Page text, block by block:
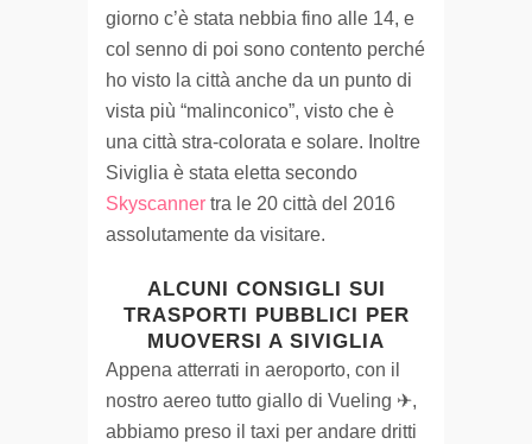
giorno c’è stata nebbia fino alle 14, e
col senno di poi sono contento perché
ho visto la città anche da un punto di
vista più “malinconico”, visto che è
una città stra-colorata e solare. Inoltre
Siviglia è stata eletta secondo
Skyscanner tra le 20 città del 2016
assolutamente da visitare.
ALCUNI CONSIGLI SUI
TRASPORTI PUBBLICI PER
MUOVERSI A SIVIGLIA
Appena atterrati in aeroporto, con il
nostro aereo tutto giallo di Vueling ✈,
abbiamo preso il taxi per andare dritti